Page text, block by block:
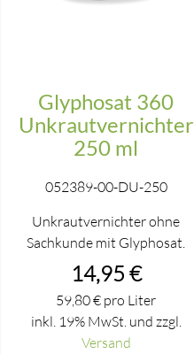
Glyphosat 360
Unkrautvernichter
250 ml
052389-00-DU-250
Unkrautvernichter ohne
Sachkunde mit Glyphosat.
14,95 €
59,80€ pro Liter
inkl. 19% MwSt. und zzgl.
Versand